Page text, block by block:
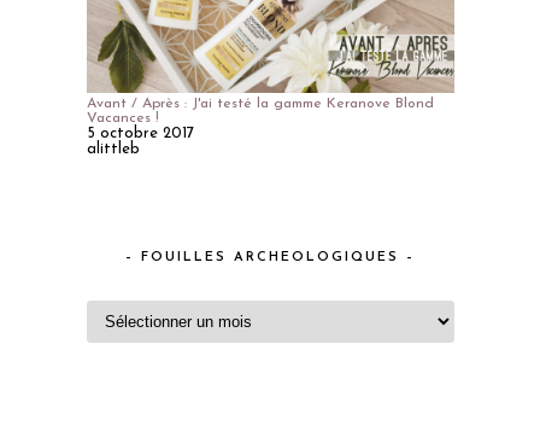
Avant / Après : J'ai testé la gamme Keranove Blond
Vacances !
5 octobre 2017
alittleb
– FOUILLES ARCHEOLOGIQUES –